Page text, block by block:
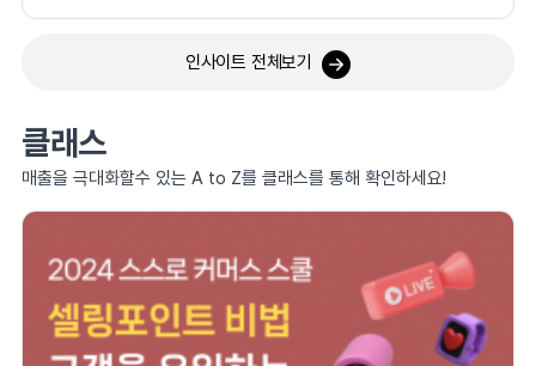
인사이트 전체보기
클래스
매출을 극대화할수 있는 A to Z를 클래스를 통해 확인하세요!